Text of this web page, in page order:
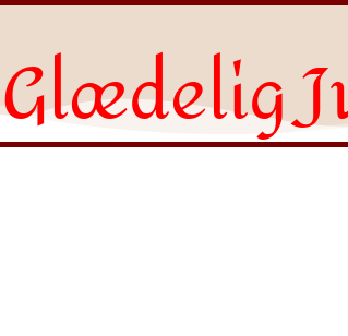
Glædelig